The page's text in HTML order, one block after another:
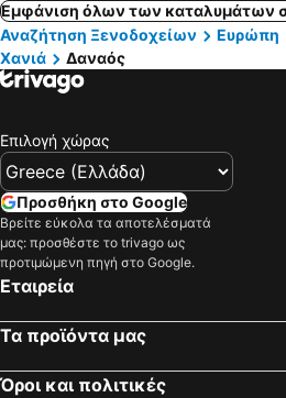
Εμφάνιση όλων των καταλυμάτων
Αναζήτηση Ξενοδοχείων
Ευρώπη
Χανιά
Δαναός
Επιλογή χώρας
Προσθήκη στο Google
Βρείτε εύκολα τα αποτελέσματά
μας: προσθέστε το trivago ως
προτιμώμενη πηγή στο Google.
Εταιρεία
Τα προϊόντα μας
Όροι και πολιτικές